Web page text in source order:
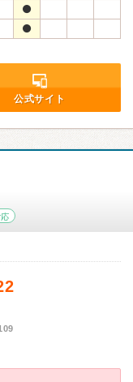
公式サイト